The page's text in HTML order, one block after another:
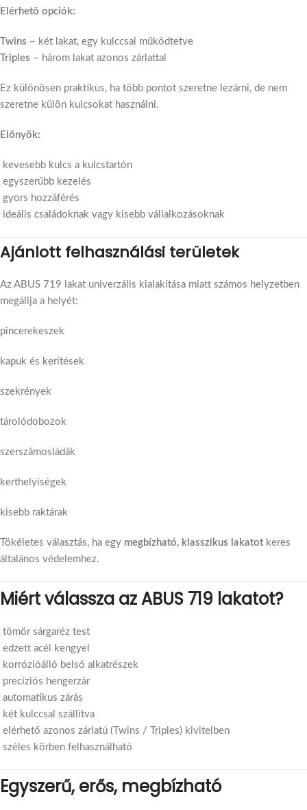
Elérhető opciók:
Twins – két lakat, egy kulccsal működtetve
Triples – három lakat azonos zárlattal
Ez különösen praktikus, ha több pontot szeretne lezárni, de nem
szeretne külön kulcsokat használni.
Előnyök:
kevesebb kulcs a kulcstartón
egyszerűbb kezelés
gyors hozzáférés
ideális családoknak vagy kisebb vállalkozásoknak
Ajánlott felhasználási területek
Az ABUS 719 lakat univerzális kialakítása miatt számos helyzetben
megállja a helyét:
pincerekeszek
kapuk és kerítések
szekrények
tárolódobozok
szerszámosládák
kerthelyiségek
kisebb raktárak
Tökéletes választás, ha egy megbízható, klasszikus lakatotkeres
általános védelemhez.
Miért válassza az ABUS 719 lakatot?
tömör sárgaréz test
edzett acél kengyel
korrózióálló belső alkatrészek
precíziós hengerzár
automatikus zárás
két kulccsal szállítva
elérhető azonos zárlatú (Twins / Triples) kivitelben
széles körben felhasználható
Egyszerű, erős, megbízható